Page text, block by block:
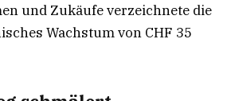
und Zukäufe verzeichnete die
Wachstum von CHF 35